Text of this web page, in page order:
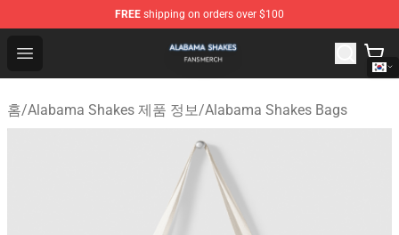
FREE shipping on orders over $100
Open menu
Alabama Shakes Shop - Official Alabama Shakes
홈/Alabama Shakes 제품 정보/Alabama Shakes Bags